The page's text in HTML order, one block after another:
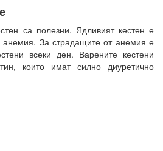
са полезни. Ядливият кестен е
анемия. За страдащите от анемия е
всеки ден. Варените кестени
които имат силно диуретично